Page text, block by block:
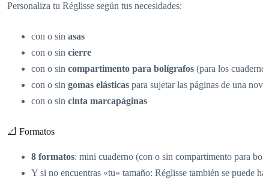
Personaliza tu Réglisse según tus necesidades:
con o sin asas
con o sin cierre
con o sin compartimento para bolígrafos (para los
con o sin gomas elásticas para sujetar las páginas de una
con o sin cinta marcapáginas
📐 Formatos
8 formatos: mini cuaderno (con o sin compartimento para
Y si no encuentras «tu» tamaño: Réglisse también se puede